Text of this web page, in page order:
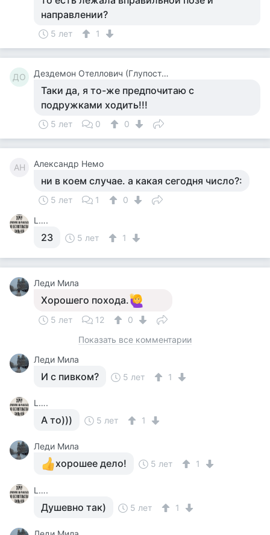
направлении?
5 лет 1
ДО Дездемон Отеллович (Глупости Не Комментирую)
Таки да, я то-же предпочитаю с
подружками ходить!!!
5 лет 0 0
АН Александр Немо
ни в коем случае. а какая сегодня число?:
5 лет 1
0
L….
23 5 лет 1
Леди Мила
Хорошего похода.
5 лет 12
0
Показать все комментарии
Леди Мила
И с пивком? 5 лет 1
L….
А то))) 5 лет 1
Леди Мила
хорошее дело! 5 лет 1
L….
Душевно так) 5 лет 1